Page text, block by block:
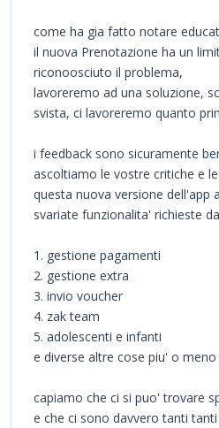
come ha gia fatto notare
il nuova Prenotazione ha un
riconoosciuto il problema,
lavoreremo ad una soluzione,
svista, ci lavoreremo quanto
i feedback sono sicuramente
ascoltiamo le vostre critiche e
questa nuova versione dell'app
svariate funzionalita' richieste
1. gestione pagamenti
2. gestione extra
3. invio voucher
4. zak team
5. adolescenti e infanti
e diverse altre cose piu' o
capiamo che ci si puo' trovare
e che ci sono davvero tanti